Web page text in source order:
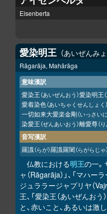
Eisenberta
愛染明王 あいぜんみ
Rāgarāja, Mahārāga
意味漢訳
愛染王（あいぜんおう）愛染明王
愛着染色（あいちゃくせんしょく）
一切如来大愛楽金剛（いっさい
染愛王（ぜんあいおう）離愛尊（
音写漢訳
羅誐（らが）羅誐羅闍（らがらじゃ
仏教における明王の一
ャ（Rāgarāja）」、「マハー
ジュララージャプリヤ（
王、「愛染王（あいぜんおう
と、赤いこと、あるいは激